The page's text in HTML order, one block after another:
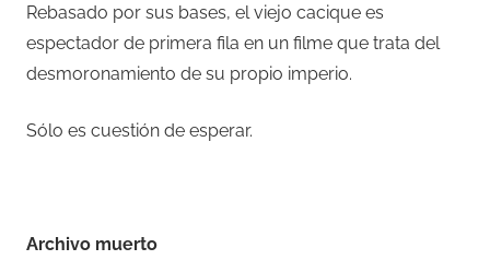
Rebasado por sus bases, el viejo cacique es
espectador de primera fila en un filme que trata del
desmoronamiento de su propio imperio.
Sólo es cuestión de esperar.
Archivo muerto